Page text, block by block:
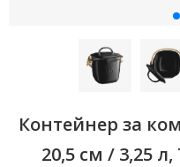
Контейнер за
20,5 см / 3,25